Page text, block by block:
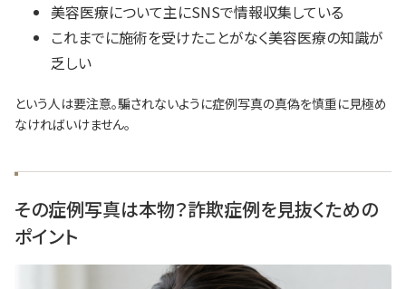
美容医療について主にSNSで情報収集している
これまでに施術を受けたことがなく美容医療の知識が
乏しい
という人は要注意。騙されないように症例写真の真偽を慎重に見極め
なければいけません。
その症例写真は本物？詐欺症例を見抜くための
ポイント